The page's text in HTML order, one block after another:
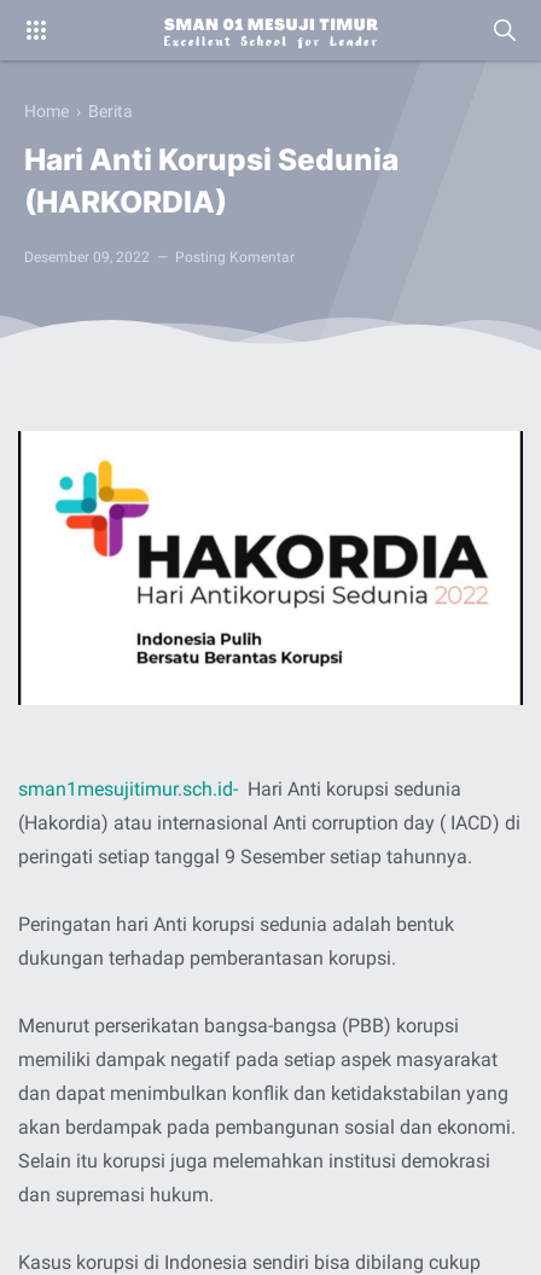
Home › Berita
Hari Anti Korupsi Sedunia
(HARKORDIA)
Desember 09, 2022 Posting Komentar
sman1mesujitimur.sch.id- Hari Anti korupsi sedunia
(Hakordia) atau internasional Anti corruption day ( IACD) di
peringati setiap tanggal 9 Sesember setiap tahunnya.
Peringatan hari Anti korupsi sedunia adalah bentuk
dukungan terhadap pemberantasan korupsi.
Menurut perserikatan bangsa-bangsa (PBB) korupsi
memiliki dampak negatif pada setiap aspek masyarakat
dan dapat menimbulkan konflik dan ketidakstabilan yang
akan berdampak pada pembangunan sosial dan ekonomi.
Selain itu korupsi juga melemahkan institusi demokrasi
dan supremasi hukum.
Kasus korupsi di Indonesia sendiri bisa dibilang cukup